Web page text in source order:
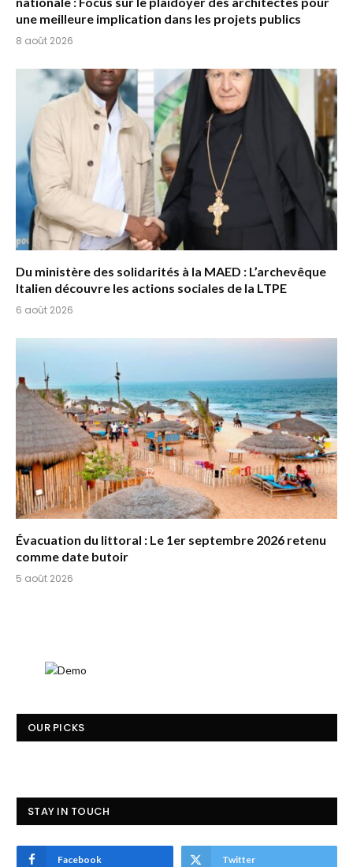
une meilleure implication dans les projets publics
8 août 2026
Du ministère des solidarités à la MAED : L’archevêque
Italien découvre les actions sociales de la LTPE
6 août 2026
Évacuation du littoral : Le 1er septembre 2026 retenu
comme date butoir
5 août 2026
OUR PICKS
STAY IN TOUCH
Facebook Twitter